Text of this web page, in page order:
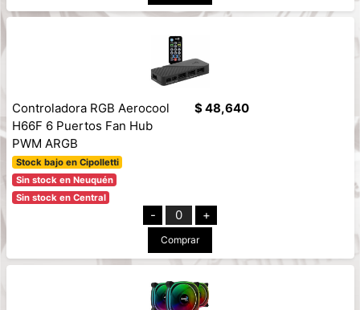
Controladora RGB Aerocool
H66F 6 Puertos Fan Hub
PWM ARGB
Stock bajo en Cipolletti
Sin stock en Neuquén
Sin stock en Central
$ 48,640
- 0 +
Comprar